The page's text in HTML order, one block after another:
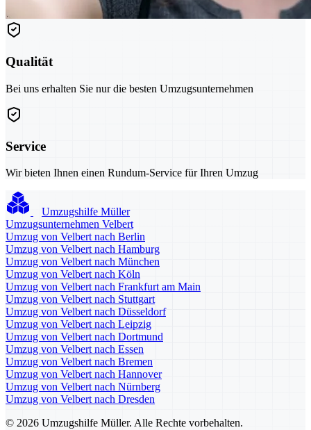
Qualität
Bei uns erhalten Sie nur die besten Umzugsunternehmen
Service
Wir bieten Ihnen einen Rundum-Service für Ihren Umzug
Umzugshilfe Müller
Umzugsunternehmen Velbert
Umzug von Velbert nach Berlin
Umzug von Velbert nach Hamburg
Umzug von Velbert nach München
Umzug von Velbert nach Köln
Umzug von Velbert nach Frankfurt am Main
Umzug von Velbert nach Stuttgart
Umzug von Velbert nach Düsseldorf
Umzug von Velbert nach Leipzig
Umzug von Velbert nach Dortmund
Umzug von Velbert nach Essen
Umzug von Velbert nach Bremen
Umzug von Velbert nach Hannover
Umzug von Velbert nach Nürnberg
Umzug von Velbert nach Dresden
© 2026 Umzugshilfe Müller. Alle Rechte vorbehalten.